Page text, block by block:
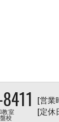
教室
校
[営業
[定休